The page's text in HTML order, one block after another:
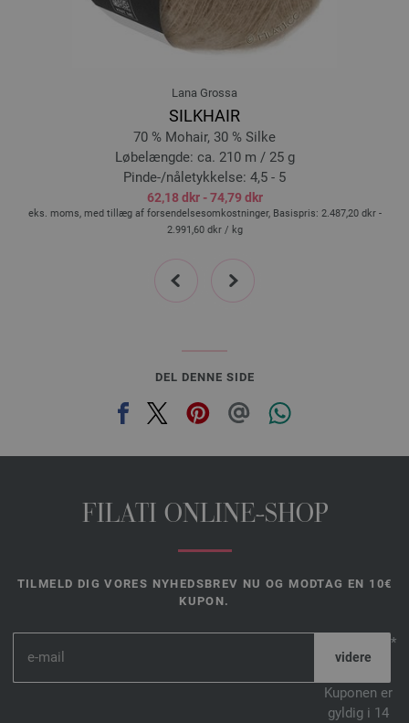
19-vanilje | EAN: 4033493356435
20-gul | EAN: 4033493356442
21-mandarin | EAN: 4033493356459
24-grøn | EAN: 4033493356480
25-lys beige | EAN: 4033493356497
26-blå | EAN: 4033493356503
Lana Grossa
SILKHAIR
70 % Mohair, 30 % Silke
Løbelængde: ca. 210 m / 25 g
Pinde-/nåletykkelse: 4,5 - 5
62,18 dkr - 74,79 dkr
eks. moms, med tillæg af forsendelsesomkostninger, Basispris: 2.487,20 dkr -
2.991,60 dkr / kg
prev next
DEL DENNE SIDE
FILATI ONLINE-SHOP
TILMELD DIG VORES NYHEDSBREV NU OG MODTAG EN 10€
KUPON.
*
Kuponen er
gyldig i 14